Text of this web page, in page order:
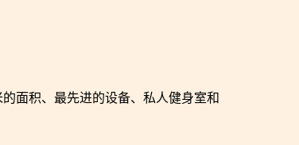
面积、最先进的设备、私人健身室和